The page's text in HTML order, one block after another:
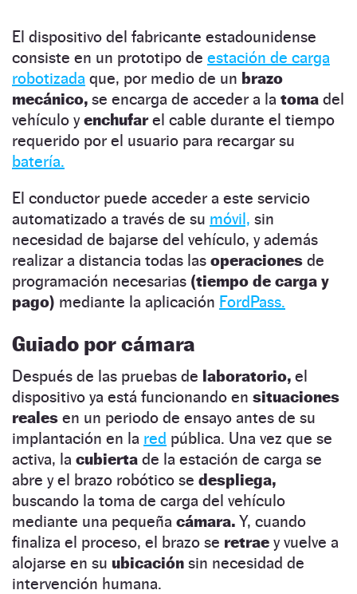
El dispositivo del fabricante estadounidense
consiste en un prototipo de estación de carga
robotizada que, por medio de un brazo
mecánico, se encarga de acceder a la toma del
vehículo yenchufarel cable durante el tiempo
requerido por el usuario para recargar su
batería.
El conductor puede acceder a este servicio
automatizado a través de su móvil, sin
necesidad de bajarse del vehículo, y además
realizar a distancia todas las operaciones de
programación necesarias (tiempo de carga y
pago) mediante la aplicación FordPass.
Guiado por cámara
Después de las pruebas de laboratorio, el
dispositivo ya está funcionando en situaciones
reales en un periodo de ensayo antes de su
implantación en la red pública. Una vez que se
activa, la cubierta de la estación de carga se
abre y el brazo robótico se despliega,
buscando la toma de carga del vehículo
mediante una pequeña cámara. Y, cuando
finaliza el proceso, el brazo se retrae y vuelve a
alojarse en su ubicación sin necesidad de
intervención humana.